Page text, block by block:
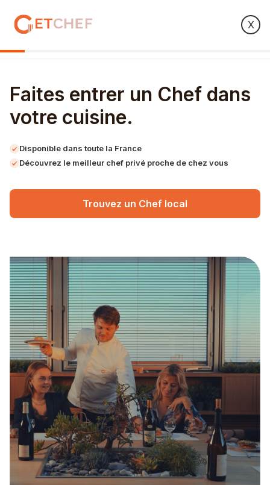
Faites entrer un Chef dans
votre cuisine.
Disponible dans toute la France
Découvrez le meilleur chef privé proche de chez vous
Trouvez un Chef local
X